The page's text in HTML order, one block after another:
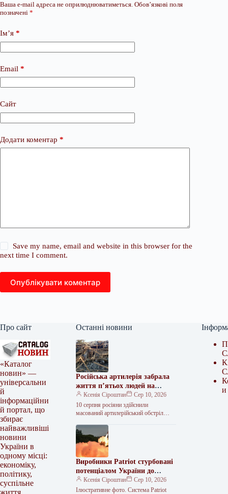
Ваша e-mail адреса не оприлюднюватиметься. Обов’язкові поля
позначені *
Ім’я *
Email *
Сайт
Додати коментар *
Save my name, email and website in this browser for the
next time I comment.
Опублікувати коментар
Про сайт
«Каталог
новин» —
універсальни
й
інформаційни
й портал, що
збирає
найважливіші
новини
України в
одному місці:
економіку,
політику,
суспільне
Останні новини
Російська артилерія забрала
життя п’ятьох людей на
Харківщині
Ксенія Сіроштан
Сер 10, 2026
10 серпня росіяни здійснили
масований артилерійський обстріл
Харківщині, внаслідок чого відомо
про п’ятьох загиблих. В…
Виробники Patriot стурбовані
потенціалом України до
здешевлення та прискорення
виробництва ракет
Ксенія Сіроштан
Сер 10, 2026
Ілюстративне фото. Система Patriot
и